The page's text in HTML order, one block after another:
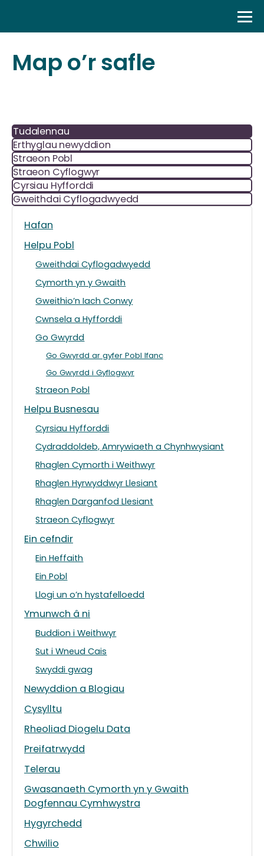
Map o’r safle
Tudalennau
Erthyglau newyddion
Straeon Pobl
Straeon Cyflogwyr
Cyrsiau Hyfforddi
Gweithdai Cyflogadwyedd
Hafan
Helpu Pobl
Gweithdai Cyflogadwyedd
Cymorth yn y Gwaith
Gweithio’n Iach Conwy
Cwnsela a Hyfforddi
Go Gwyrdd
Go Gwyrdd ar gyfer Pobl Ifanc
Go Gwyrdd i Gyflogwyr
Straeon Pobl
Helpu Busnesau
Cyrsiau Hyfforddi
Cydraddoldeb, Amrywiaeth a Chynhwysiant
Rhaglen Cymorth i Weithwyr
Rhaglen Hyrwyddwyr Llesiant
Rhaglen Darganfod Llesiant
Straeon Cyflogwyr
Ein cefndir
Ein Heffaith
Ein Pobl
Llogi un o’n hystafelloedd
Ymunwch â ni
Buddion i Weithwyr
Sut i Wneud Cais
Swyddi gwag
Newyddion a Blogiau
Cysylltu
Rheoliad Diogelu Data
Preifatrwydd
Telerau
Gwasanaeth Cymorth yn y Gwaith
Dogfennau Cymhwystra
Hygyrchedd
Chwilio